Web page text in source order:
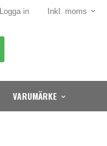
Logga in Inkl. moms
VARUMÄRKE